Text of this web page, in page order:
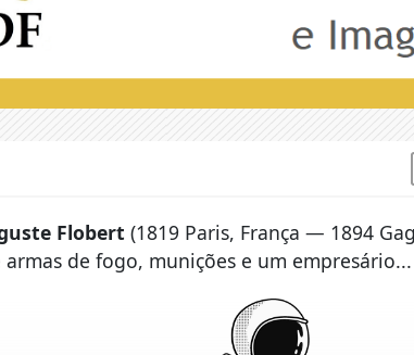
Flobert (1819 Paris, França — 1894
de fogo, munições e um empresário...